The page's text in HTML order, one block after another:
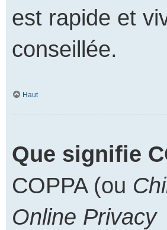
est rapide et
conseillée.
Haut
Que signifie
COPPA (ou
Online Privacy